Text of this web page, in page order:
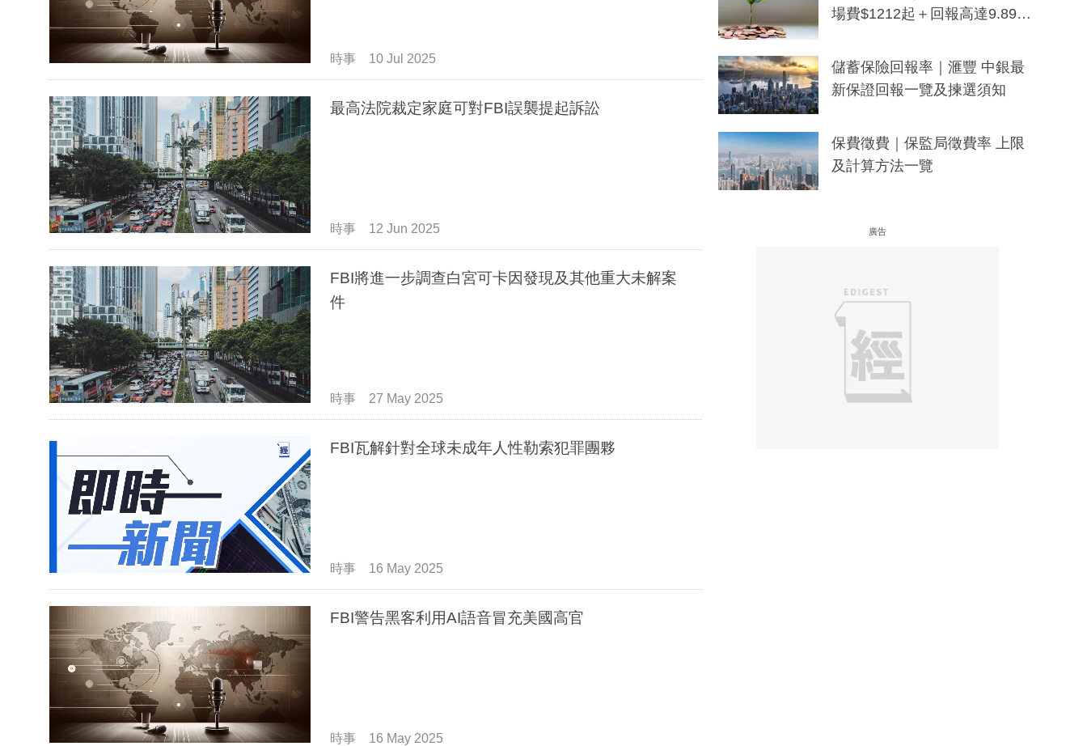
時事 10 Jul 2025
最高法院裁定家庭可對FBI誤襲提起訴訟
時事 12 Jun 2025
FBI將進一步調查白宮可卡因發現及其他重大未解案
件
時事 27 May 2025
FBI瓦解針對全球未成年人性勒索犯罪團夥
時事 16 May 2025
FBI警告黑客利用AI語音冒充美國高官
時事 16 May 2025
場費$1212起＋回報高達9.89
儲蓄保險回報率｜滙豐 中銀最
新保證回報一覽及揀選須知
保費徵費｜保監局徵費率 上限
及計算方法一覽
廣告